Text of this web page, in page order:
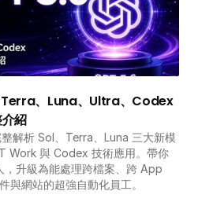
Terra、Luna、Ultra、Codex
紹
解析 Sol、Terra、Luna 三大新模
Work 與 Codex 技術應用。帶你
，升級為能處理跨檔案、跨 App
與網站的超強自動化員工。